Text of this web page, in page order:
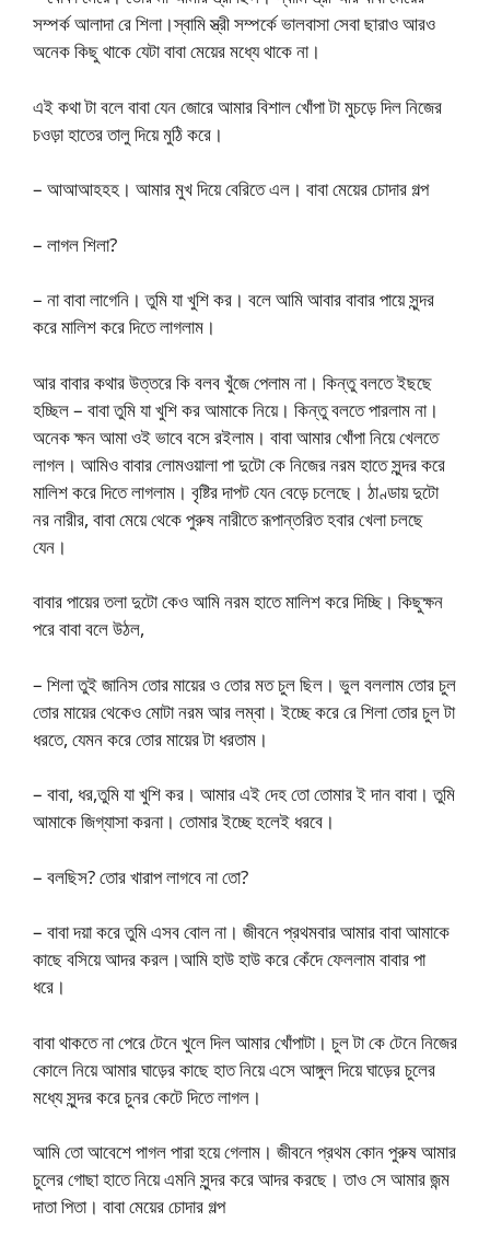
সম্পর্ক আলাদা রে শিলা।স্বামি স্ত্রী সম্পর্কে ভালবাসা সেবা ছারাও আরও
অনেক কিছু থাকে যেটা বাবা মেয়ের মধ্যে থাকে না।
এই কথা টা বলে বাবা যেন জোরে আমার বিশাল খোঁপা টা মুচড়ে দিল নিজের
চওড়া হাতের তালু দিয়ে মুঠি করে।
– আআআহহহ। আমার মুখ দিয়ে বেরিতে এল। বাবা মেয়ের চোদার গল্প
– লাগল শিলা?
– না বাবা লাগেনি। তুমি যা খুশি কর। বলে আমি আবার বাবার পায়ে সুন্দর
করে মালিশ করে দিতে লাগলাম।
আর বাবার কথার উত্তরে কি বলব খুঁজে পেলাম না। কিন্তু বলতে ইছছে
হচ্ছিল – বাবা তুমি যা খুশি কর আমাকে নিয়ে। কিন্তু বলতে পারলাম না।
অনেক ক্ষন আমা ওই ভাবে বসে রইলাম। বাবা আমার খোঁপা নিয়ে খেলতে
লাগল। আমিও বাবার লোমওয়ালা পা দুটো কে নিজের নরম হাতে সুন্দর করে
মালিশ করে দিতে লাগলাম। বৃষ্টির দাপট যেন বেড়ে চলেছে। ঠাণ্ডায় দুটো
নর নারীর, বাবা মেয়ে থেকে পুরুষ নারীতে রূপান্তরিত হবার খেলা চলছে
যেন।
বাবার পায়ের তলা দুটো কেও আমি নরম হাতে মালিশ করে দিচ্ছি। কিছুক্ষন
পরে বাবা বলে উঠল,
– শিলা তুই জানিস তোর মায়ের ও তোর মত চুল ছিল। ভুল বললাম তোর চুল
তোর মায়ের থেকেও মোটা নরম আর লম্বা। ইচ্ছে করে রে শিলা তোর চুল টা
ধরতে, যেমন করে তোর মায়ের টা ধরতাম।
– বাবা, ধর,তুমি যা খুশি কর। আমার এই দেহ তো তোমার ই দান বাবা। তুমি
আমাকে জিগ্যাসা করনা। তোমার ইচ্ছে হলেই ধরবে।
– বলছিস? তোর খারাপ লাগবে না তো?
– বাবা দয়া করে তুমি এসব বোল না। জীবনে প্রথমবার আমার বাবা আমাকে
কাছে বসিয়ে আদর করল।আমি হাউ হাউ করে কেঁদে ফেললাম বাবার পা
ধরে।
বাবা থাকতে না পেরে টেনে খুলে দিল আমার খোঁপাটা। চুল টা কে টেনে নিজের
কোলে নিয়ে আমার ঘাড়ের কাছে হাত নিয়ে এসে আঙ্গুল দিয়ে ঘাড়ের চুলের
মধ্যে সুন্দর করে চুনর কেটে দিতে লাগল।
আমি তো আবেশে পাগল পারা হয়ে গেলাম। জীবনে প্রথম কোন পুরুষ আমার
চুলের গোছা হাতে নিয়ে এমনি সুন্দর করে আদর করছে। তাও সে আমার জন্ম
দাতা পিতা। বাবা মেয়ের চোদার গল্প